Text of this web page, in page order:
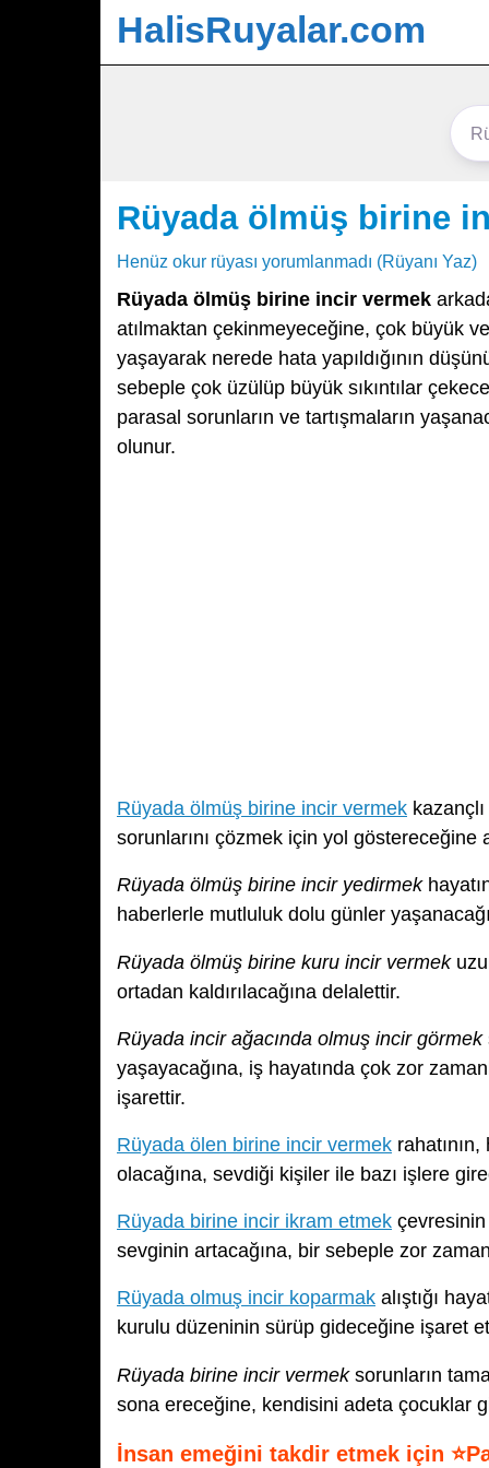
HalisRuyalar.com
Rüyada ölmüş birine
Henüz okur rüyası yorumlanmadı (Rüyanı Yaz)
Rüyada ölmüş birine incir vermek
atılmaktan çekinmeyeceğine, çok büyük
yaşayarak nerede hata yapıldığının
sebeple çok üzülüp büyük sıkıntılar
parasal sorunların ve tartışmaların
olunur.
Rüyada ölmüş birine incir vermek
sorunlarını çözmek için yol göstereceğine
Rüyada ölmüş birine incir yedirmek
haberlerle mutluluk dolu günler
Rüyada ölmüş birine kuru incir vermek
ortadan kaldırılacağına delalettir.
Rüyada incir ağacında olmuş incir görmek
yaşayacağına, iş hayatında çok zor
işarettir.
Rüyada ölen birine incir vermek
olacağına, sevdiği kişiler ile bazı işlere
Rüyada birine incir ikram etmek
sevginin artacağına, bir sebeple zor
Rüyada olmuş incir koparmak alıştığı
kurulu düzeninin sürüp gideceğine işaret
Rüyada birine incir vermeksorunların
sona ereceğine, kendisini adeta çocuklar
İnsan emeğini takdir etmek için